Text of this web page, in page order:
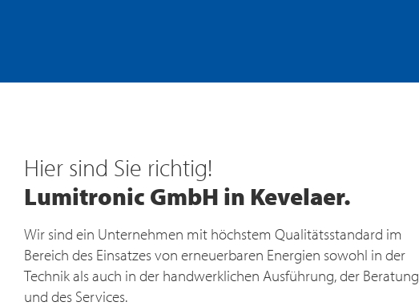
Moderne Haustechnik
Wärmesysteme. Für Ihr Zuhause.
MEHR ERFAHREN
Hier sind Sie richtig!
Lumitronic GmbH in Kevelaer.
Wir sind ein Unternehmen mit höchstem Qualitätsstandard im
Bereich des Einsatzes von erneuerbaren Energien sowohl in der
Technik als auch in der handwer­klichen Ausführung, der Beratung
und des Services.